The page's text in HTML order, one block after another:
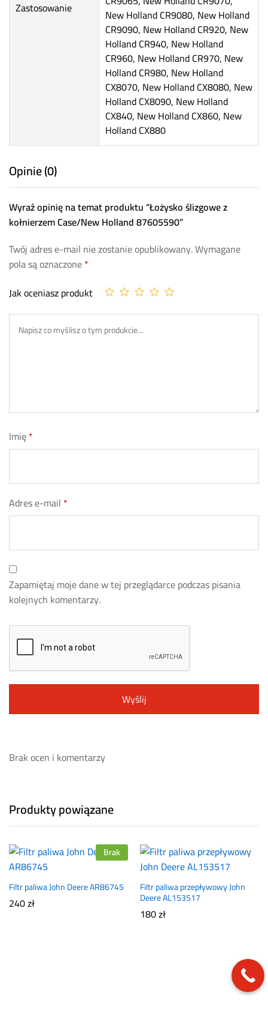
Zastosowanie
New Holland CR9080, New Holland
CR9090, New Holland CR920, New
Holland CR940, New Holland
CR960, New Holland CR970, New
Holland CR980, New Holland
CX8070, New Holland CX8080, New
Holland CX8090, New Holland
CX840, New Holland CX860, New
Holland CX880
Opinie (0)
Wyraź opinię na temat produktu “Łożysko ślizgowe z
kołnierzem Case/New Holland 87605590”
Twój adres e-mail nie zostanie opublikowany.Wymagane
pola są oznaczone*
Jak oceniasz produkt
Imię*
Adres e-mail *
Zapamiętaj moje dane w tej przeglądarce podczas pisania
kolejnych komentarzy.
Brak ocen i komentarzy
Produkty powiązane
Brak
Filtr paliwa John Deere AR86745
240zł
Filtr paliwa przepływowy John
Deere AL153517
180zł